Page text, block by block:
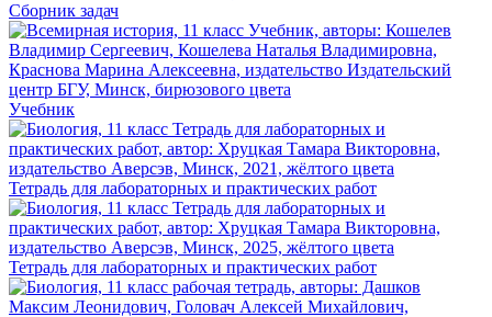
Сборник задач
Учебник
Тетрадь для лабораторных и практических работ
Тетрадь для лабораторных и практических работ